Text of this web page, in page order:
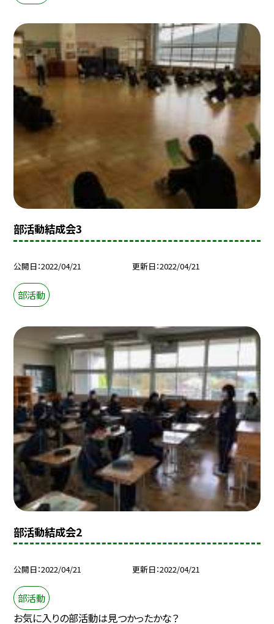
部活動結成会3
公開日 2022/04/21 更新日 2022/04/21
部活動
部活動結成会2
公開日 2022/04/21 更新日 2022/04/21
部活動
お気に入りの部活動は見つかったかな？